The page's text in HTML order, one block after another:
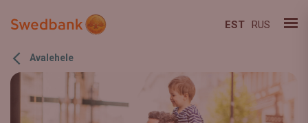
EST RUS
Avalehele